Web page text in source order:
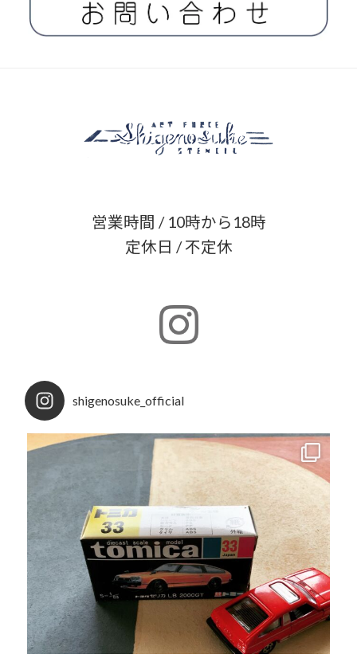
営業時間 / 10時から18時
定休日 / 不定休
shigenosuke_official